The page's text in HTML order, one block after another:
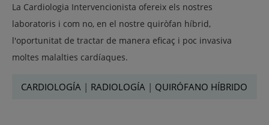
La Cardiologia Intervencionista ofereix els nostres
laboratoris i com no, en el nostre quiròfan híbrid,
l'oportunitat de tractar de manera eficaç i poc invasiva
moltes malalties cardíaques.
CARDIOLOGÍA | RADIOLOGÍA | QUIRÓFANO HÍBRIDO